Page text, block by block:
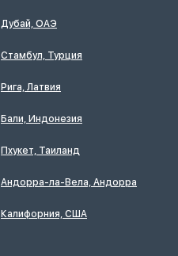
Дубай, ОАЭ
Стамбул, Турция
Рига, Латвия
Бали, Индонезия
Пхукет, Таиланд
Андорра-ла-Вела, Андорра
Калифорния, США